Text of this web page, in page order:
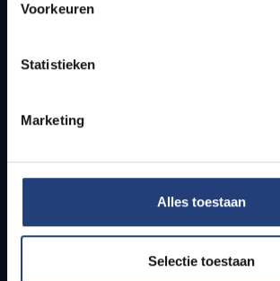
Voorkeuren
Statistieken
Marketing
Alles toestaan
Selectie toestaan
How to get to the VUB campuses
Students
PhD students